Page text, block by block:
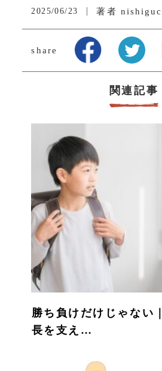
2025/06/23 著者
share
関連記事
勝ち負けだけじゃない
長を支え…